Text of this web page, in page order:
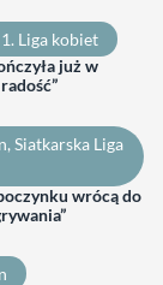
Liga kobiet
już w
, Siatkarska Liga
wrócą do